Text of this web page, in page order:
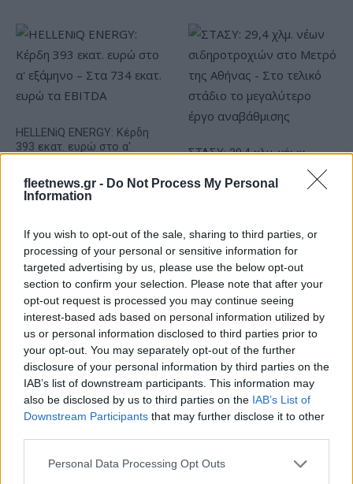
fleetnews.gr - Do Not Process My Personal
Information
If you wish to opt-out of the sale, sharing to third parties, or
processing of your personal or sensitive information for
targeted advertising by us, please use the below opt-out
section to confirm your selection. Please note that after your
opt-out request is processed you may continue seeing
interest-based ads based on personal information utilized by
us or personal information disclosed to third parties prior to
your opt-out. You may separately opt-out of the further
disclosure of your personal information by third parties on the
IAB’s list of downstream participants. This information may
also be disclosed by us to third parties on the IAB’s List of
Downstream Participants that may further disclose it to other
Please note that this website/app uses one or more Google
Personal Data Processing Opt Outs
HELLENiQ ENERGY: Κέρδη
393 εκατ. ευρώ στο α'
ευρώ τα EBITDA
ΣΤΑΣΥ: 29,4 χλμ. νέων
σιδηροτροχιών στο Μετρό
της Αθήνας - Στο τελικό
Η Chery επενδύει 75 εκατ. δολάρια στην KG Mobility
Το FIAT 500 Hybrid τώρα
από 18.990 ευρώ
συνεχίζουν μαζί: Ανανέωση